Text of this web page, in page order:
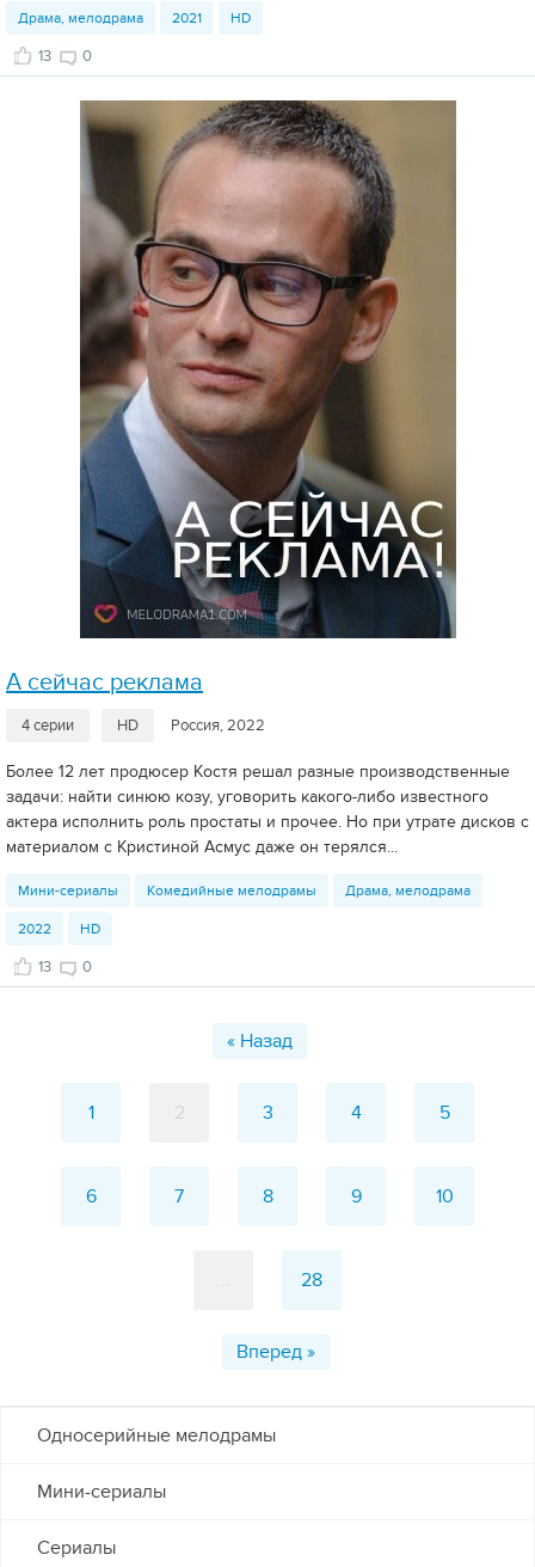
Драма, мелодрама 2021 HD
13 0
А сейчас реклама
4 серии HD Россия, 2022
Более 12 лет продюсер Костя решал разные производственные
задачи: найти синюю козу, уговорить какого-либо известного
актера исполнить роль простаты и прочее. Но при утрате дисков с
материалом с Кристиной Асмус даже он терялся...
Мини-сериалы Комедийные мелодрамы Драма, мелодрама
2022 HD
13 0
« Назад
1 2 3 4 5
6 7 8 9 10
28
Вперед »
Односерийные мелодрамы
Мини-сериалы
Сериалы